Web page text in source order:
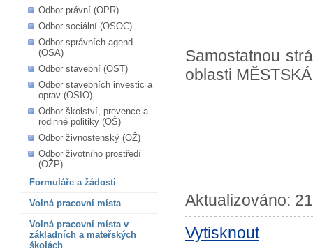
Odbor právní (OPR)
Odbor sociální (OSOC)
Odbor správních agend
(OSA)
Odbor stavební (OST)
Odbor stavebních investic a
oprav (OSIO)
Odbor školství, prevence a
rodinné politiky (OŠ)
Odbor živnostenský (OŽ)
Odbor životního prostředí
(OŽP)
Formuláře a žádosti
Volná pracovní místa
Volná pracovní místa v
základních a mateřských
školách
Samostatnou
oblasti
Aktualizováno:
Vytisknout